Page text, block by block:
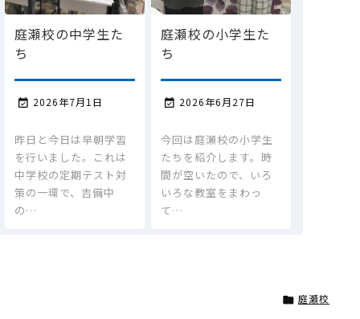
庭瀬校の中学生た
ち
 2026年7月1日
昨日と今日は早朝学習
を行いました。これは
中学校の定期テスト対
策の一環で、吉備中
の…
庭瀬校の小学生た
ち
 2026年6月27日
今回は庭瀬校の小学生
たちを紹介します。時
間が空いたので、いろ
いろな教室をまわっ
て…
 庭瀬校